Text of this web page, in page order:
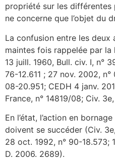
propriété sur les différentes
ne concerne que l’objet du
La confusion entre les
maintes fois rappelée par la
13 juill. 1960, Bull. civ. I, n°
76-12.611 ; 27 nov. 2002,
08-20.951; CEDH 4 janv.
France, n° 14819/08; Civ.
En l’état, l’action en
doivent se succéder (Civ.
28 oct. 1992, n° 90-18.573;
D. 2006. 2689).